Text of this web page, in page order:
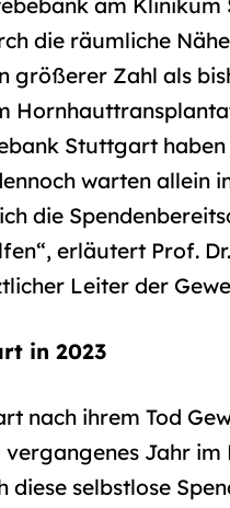
am
die räumliche
größerer Zahl als
Stuttgart
warten
die
erläutert Prof.
Leiter der
in 2023
nach ihrem Tod
Jahr
selbstlose